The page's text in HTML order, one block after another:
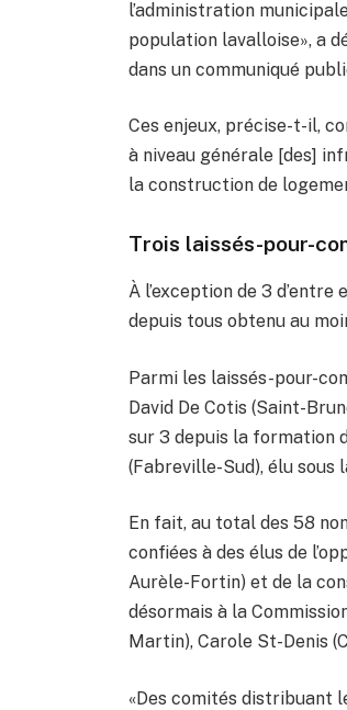
l’administration
population lavalloise», a
dans un communiqué
Ces enjeux, précise-t-il,
à niveau générale [des]
la construction de
Trois laissés-pour-
À l’exception de 3
depuis tous obtenu au
Parmi les laissés-pour-
David De Cotis (Saint-
sur 3 depuis la formation
(Fabreville-Sud), élu sous
En fait, au total des 58
confiées à des élus de
Aurèle-Fortin) et de la
désormais à la
Martin), Carole St-Denis
«Des comités distribuant